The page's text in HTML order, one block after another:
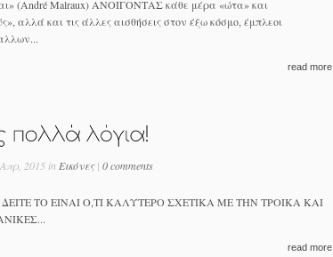
(André Malraux) ΑΝΟΙΓΟΝΤΑΣ κάθε μέρα «ώτα» και
αλλά και τις άλλες αισθήσεις στον έξω κόσμο, έμπλεοι
read more
2015 in Εικόνες| 0 comments
ΔΕΙΤΕ ΤΟ ΕΙΝΑΙ Ο,ΤΙ ΚΑΛΥΤΕΡΟ ΣΧΕΤΙΚΑ ΜΕ ΤΗΝ ΤΡΟΙΚΑ ΚΑΙ
read more